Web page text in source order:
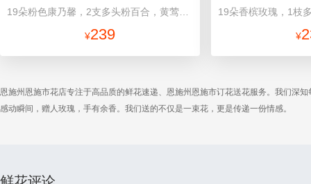
¥239 ¥
恩施州恩施市花店专注于高品质的鲜花速递、恩施州恩施市订花送花服务。我们深
感动瞬间，赠人玫瑰，手有余香。我们送的不仅是一束花，更是传递一份情感。